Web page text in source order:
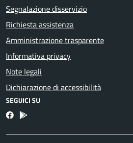
Segnalazione disservizio
Richiesta assistenza
Amministrazione trasparente
Informativa privacy
Note legali
Dichiarazione di accessibilità
SEGUICI SU
FacebookBosa inApp